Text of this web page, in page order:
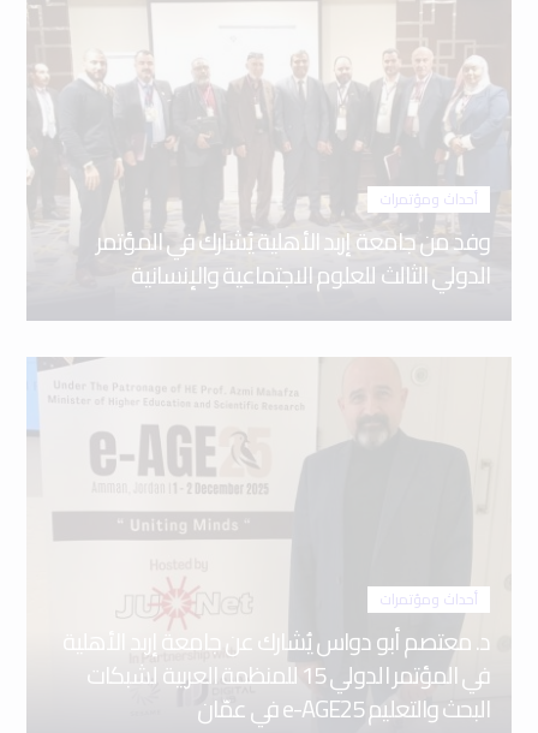
أحداث ومؤتمرات
وفد من جامعة إربد الأهلية يُشارك في المؤتمر
الدولي الثالث للعلوم الاجتماعية والإنسانية
أحداث ومؤتمرات
د. معتصم أبو دواس يُشارك عن جامعة إربد الأهلية
في المؤتمر الدولي 15 للمنظمة العربية لشبكات
البحث والتعليم e-AGE25 في عمّان